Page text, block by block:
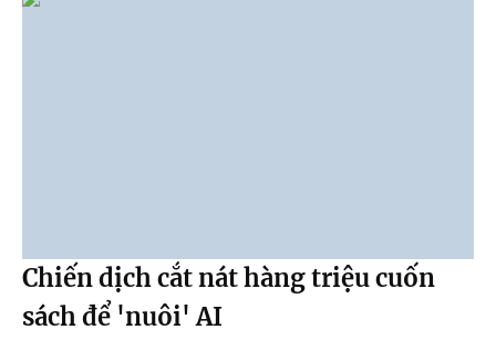
Chiến dịch cắt nát hàng triệu cuốn
sách để 'nuôi' AI